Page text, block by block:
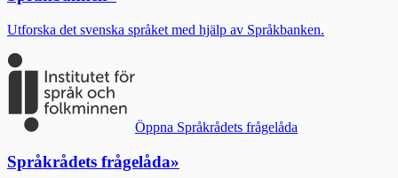
Utforska det svenska språket med hjälp av Språkbanken.
Öppna Språkrådets frågelåda
Språkrådets frågelåda»